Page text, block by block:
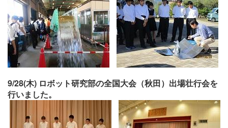
9/28(木) ロボット研究部の全国大会（秋田）出場壮行会を
行いました。